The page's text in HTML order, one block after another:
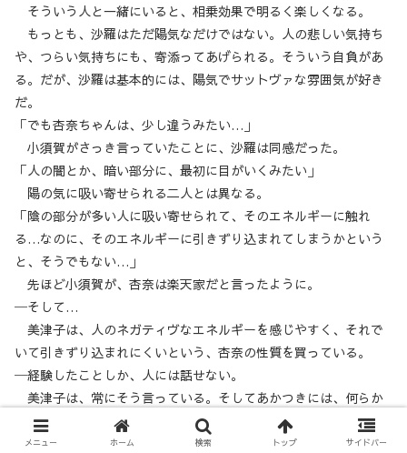
そういう人と一緒にいると、相乗効果で明るく楽しくなる。
もっとも、沙羅はただ陽気なだけではない。人の悲しい気持ち
や、つらい気持ちにも、寄添ってあげられる。そういう自負があ
る。だが、沙羅は基本的には、陽気でサットヴァな雰囲気が好き
だ。
「でも杏奈ちゃんは、少し違うみたい…」
小須賀がさっき言っていたことに、沙羅は同感だった。
「人の闇とか、暗い部分に、最初に目がいくみたい」
陽の気に吸い寄せられる二人とは異なる。
「陰の部分が多い人に吸い寄せられて、そのエネルギーに触れ
る…なのに、そのエネルギーに引きずり込まれてしまうかという
と、そうでもない…」
先ほど小須賀が、杏奈は楽天家だと言ったように。
─そして…
美津子は、人のネガティヴなエネルギーを感じやすく、それで
いて引きずり込まれにくいという、杏奈の性質を買っている。
─経験したことしか、人には話せない。
美津子は、常にそう言っている。そしてあかつきには、何らか
の暗い経験と、それに伴う身体的・心理的不調を持った人が来る
ことが多い。
メニュー ホーム 検索 トップ サイドバー